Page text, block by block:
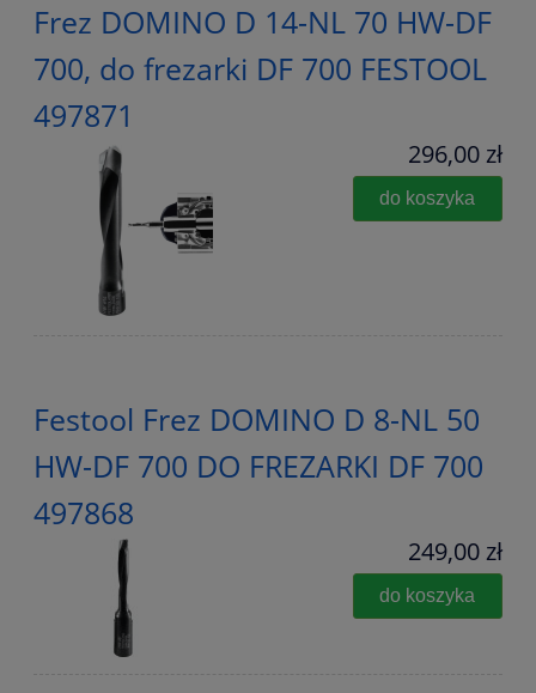
Frez DOMINO D 14-NL 70 HW-DF
700, do frezarki DF 700 FESTOOL
497871
296,00 zł
do koszyka
Festool Frez DOMINO D 8-NL 50
HW-DF 700 DO FREZARKI DF 700
497868
249,00 zł
do koszyka